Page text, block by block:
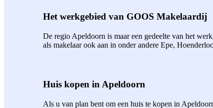
Het werkgebied van GOOS Makelaardij
De regio Apeldoorn is maar een gedeelte van het
als makelaar ook aan in onder andere Epe,
Huis kopen in Apeldoorn
Als u van plan bent om een huis te kopen in